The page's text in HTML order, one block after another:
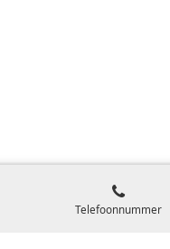
Telefoonnummer